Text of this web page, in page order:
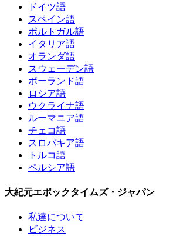
ドイツ語
スペイン語
ポルトガル語
イタリア語
オランダ語
スウェーデン語
ポーランド語
ロシア語
ウクライナ語
ルーマニア語
チェコ語
スロバキア語
トルコ語
ペルシア語
大紀元エポックタイムズ・ジャパン
私達について
ビジネス